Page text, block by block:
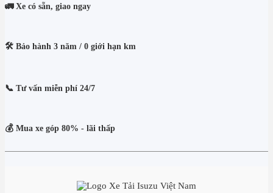
🚛 Xe có sẵn, giao ngay
🛠️ Bảo hành 3 năm / 0 giới hạn km
📞 Tư vấn miễn phí 24/7
💰 Mua xe góp 80% - lãi thấp